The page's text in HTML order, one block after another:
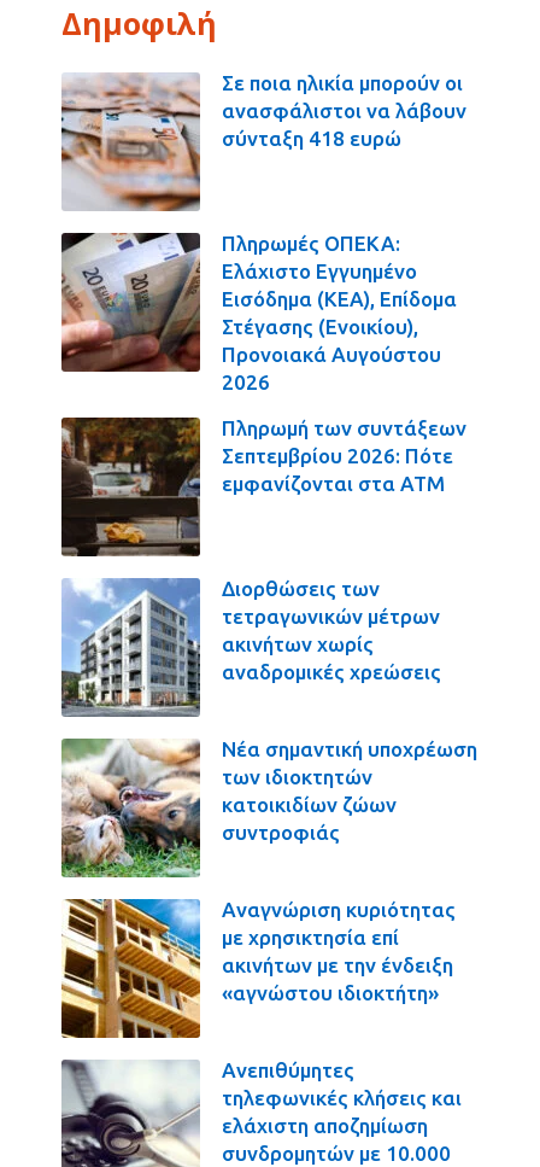
Δημοφιλή
Σε ποια ηλικία μπορούν οι
ανασφάλιστοι να λάβουν
σύνταξη 418 ευρώ
Πληρωμές ΟΠΕΚΑ:
Ελάχιστο Εγγυημένο
Εισόδημα (ΚΕΑ), Επίδομα
Στέγασης (Ενοικίου),
Προνοιακά Αυγούστου
2026
Πληρωμή των συντάξεων
Σεπτεμβρίου 2026: Πότε
εμφανίζονται στα ΑΤΜ
Διορθώσεις των
τετραγωνικών μέτρων
ακινήτων χωρίς
αναδρομικές χρεώσεις
Νέα σημαντική υποχρέωση
των ιδιοκτητών
κατοικιδίων ζώων
συντροφιάς
Αναγνώριση κυριότητας
με χρησικτησία επί
ακινήτων με την ένδειξη
«αγνώστου ιδιοκτήτη»
Ανεπιθύμητες
τηλεφωνικές κλήσεις και
ελάχιστη αποζημίωση
συνδρομητών με 10.000